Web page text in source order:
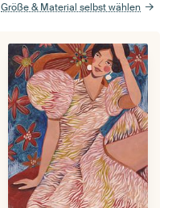
Größe & Material selbst wählen